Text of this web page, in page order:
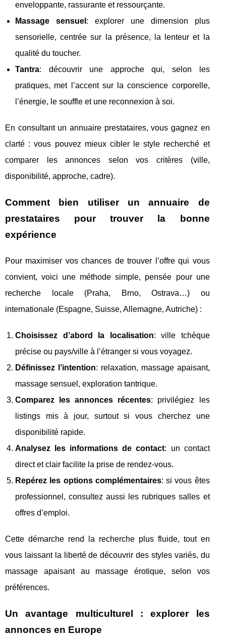
enveloppante, rassurante et ressourçante.
Massage sensuel : explorer une dimension plus
sensorielle, centrée sur la présence, la lenteur et la
qualité du toucher.
Tantra: découvrir une approche qui, selon les
pratiques, met l’accent sur la conscience corporelle,
l’énergie, le souffle et une reconnexion à soi.
En consultant un annuaire prestataires, vous gagnez en
clarté : vous pouvez mieux cibler le style recherché et
comparer les annonces selon vos critères (ville,
disponibilité, approche, cadre).
Comment bien utiliser un annuaire de
prestataires pour trouver la bonne
expérience
Pour maximiser vos chances de trouver l’offre qui vous
convient, voici une méthode simple, pensée pour une
recherche locale (Praha, Brno, Ostrava…) ou
internationale (Espagne, Suisse, Allemagne, Autriche) :
Choisissez d’abord la localisation: ville tchèque
précise ou pays/ville à l’étranger si vous voyagez.
Définissez l’intention: relaxation, massage apaisant,
massage sensuel, exploration tantrique.
Comparez les annonces récentes: privilégiez les
listings mis à jour, surtout si vous cherchez une
disponibilité rapide.
Analysez les informations de contact: un contact
direct et clair facilite la prise de rendez-vous.
Repérez les options complémentaires: si vous êtes
professionnel, consultez aussi les rubriques salles et
offres d’emploi.
Cette démarche rend la recherche plus fluide, tout en
vous laissant la liberté de découvrir des styles variés, du
massage apaisant au massage érotique, selon vos
préférences.
Un avantage multiculturel : explorer les
annonces en Europe